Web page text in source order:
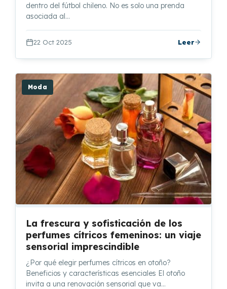
dentro del fútbol chileno. No es solo una prenda
asociada al…
22 Oct 2025 Leer
Moda
La frescura y sofisticación de los
perfumes cítricos femeninos: un viaje
sensorial imprescindible
¿Por qué elegir perfumes cítricos en otoño?
Beneficios y características esenciales El otoño
invita a una renovación sensorial que va…